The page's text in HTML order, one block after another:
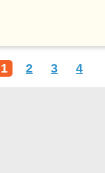
1 2 3 4